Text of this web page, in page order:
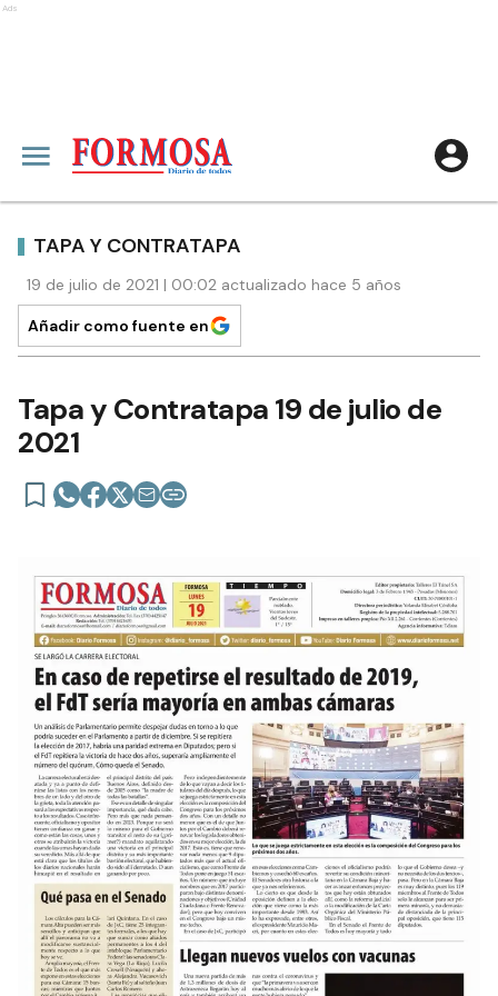
Ads
TAPA Y CONTRATAPA
19 de julio de 2021 | 00:02 actualizado hace 5 años
Añadir como fuente en
Tapa y Contratapa 19 de julio de
2021